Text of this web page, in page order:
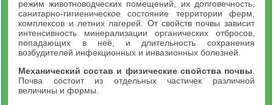
режим животноводческих помещений, их долговечность,
санитарно-гигиеническое состояние территории ферм,
комплексов и летних лагерей. От свойств почвы зависит
интенсивность минерализации органических отбросов,
попадающих в неё, и длительность сохранения
возбудителей инфекционных и инвазионных болезней.
Механический состав и физические свойства почвы
Почва состоит из отдельных частичек различной
величины и формы.